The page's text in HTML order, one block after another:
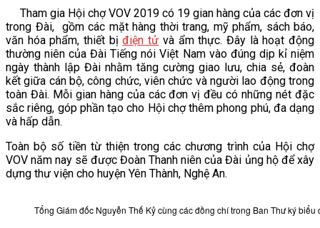
NGHIÊN CỨU KHOA HỌC
VĂN BẢN
THƯ VIỆN
Tham gia Hội chợ VOV 2019 có 19 gian hàng của các đơn vị
trong Đài, gồm các mặt hàng thời trang, mỹ phẩm, sách báo,
văn hóa phẩm, thiết bịđiện tử và ẩm thực. Đây là hoạt động
thường niên của Đài Tiếng nói Việt Nam vào đúng dịp kỉ niệm
ngày thành lập Đài nhằm tăng cường giao lưu, chia sẻ, đoàn
kết giữa cán bộ, công chức, viên chức và người lao động trong
toàn Đài. Mỗi gian hàng của các đơn vị đều có những nét đặc
sắc riêng, góp phần tạo cho Hội chợ thêm phong phú, đa dạng
và hấp dẫn.
Toàn bộ số tiền từ thiện trong các chương trình của Hội chợ
VOV năm nay sẽ được Đoàn Thanh niên của Đài ủng hộ để xây
dựng thư viện cho huyện Yên Thành, Nghệ An.
Tổng Giám đốc Nguyễn Thế Kỷ cùng các đồng chí trong Ban Thư ký